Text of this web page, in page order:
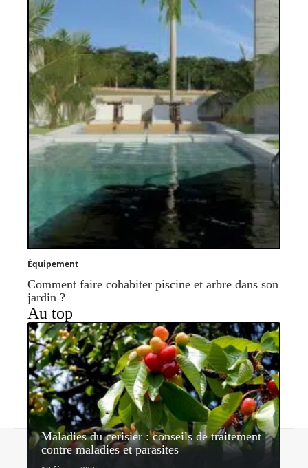
Équipement
Comment faire cohabiter piscine et arbre dans son
jardin ?
Au top
Maladies du cerisier : conseils de traitement
contre maladies et parasites
Contact Mentions légales Sitemap